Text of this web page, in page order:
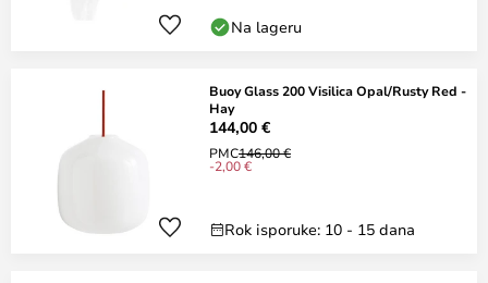
Na lageru
Buoy Glass 200 Visilica Opal/Rusty Red -
Hay
144,00 €
PMC146,00 €
-2,00 €
Rok isporuke: 10 - 15 dana